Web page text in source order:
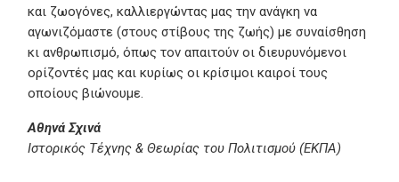
και ζωογόνες, καλλιεργώντας μας την ανάγκη να
αγωνιζόμαστε (στους στίβους της ζωής) με συναίσθηση
κι ανθρωπισμό, όπως τον απαιτούν οι διευρυνόμενοι
ορίζοντές μας και κυρίως οι κρίσιμοι καιροί τους
οποίους βιώνουμε.
Αθηνά Σχινά
Ιστορικός Τέχνης & Θεωρίας του Πολιτισμού (ΕΚΠΑ)